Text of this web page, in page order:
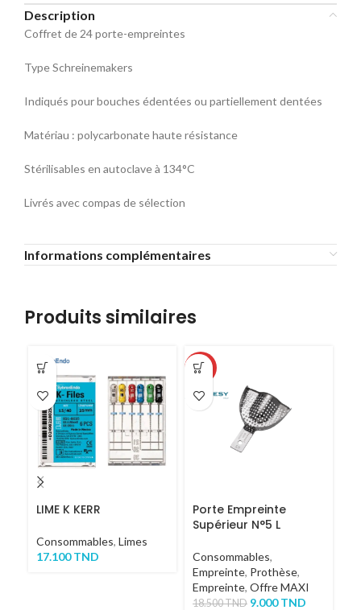
Description
Coffret de 24 porte-empreintes
Type Schreinemakers
Indiqués pour bouches édentées ou partiellement dentées
Matériau : polycarbonate haute résistance
Stérilisables en autoclave à 134°C
Livrés avec compas de sélection
Informations complémentaires
Produits similaires
LIME K KERR
Consommables, Limes
17.100TND
-51%
Porte Empreinte
Supérieur N°5 L
Consommables,
Empreinte, Prothèse,
Empreinte, Offre MAXI
18.500TND 9.000TND